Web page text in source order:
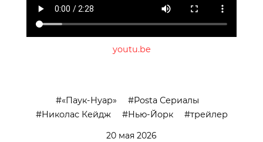
youtu.be
«Паук-Нуар»
Posta Сериалы
Николас Кейдж
Нью-Йорк
трейлер
20 мая 2026